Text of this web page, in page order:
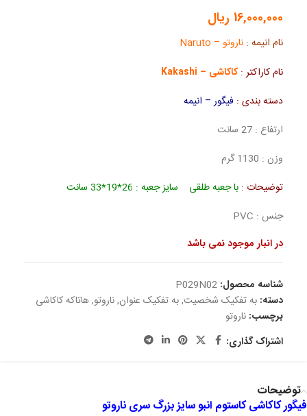
16,000,000 ریال
نام انیمه : ناروتو – Naruto
نام کاراکتر :کاکاشی – Kakashi
دسته بندی : فیگور – انیمه
ارتفاع : 27 سانت
وزن : 1130 گرم
توضیحات : با جعبه طلقی سایز جعبه : 26*19*33 سانت
جنس : PVC
در انبار موجود نمی باشد
شناسه محصول: P029N02
دسته: به تفکیک شخصیت,به تفکیک عنوان,ناروتو,هاتاکه کاکاشی
برچسب: ناروتو
اشتراک گذاری:
توضیحات
فیگور کاکاشی کاستوم انبو سایز بزرگ سری ناروتو